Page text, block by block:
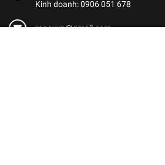
Kinh doanh: 0906 051 678
ranoxvn@gmail.com